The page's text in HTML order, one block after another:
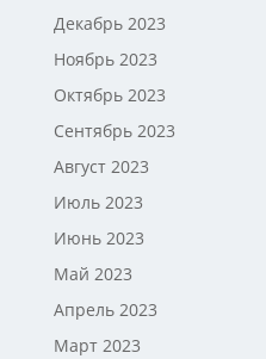
Декабрь 2023
Ноябрь 2023
Октябрь 2023
Сентябрь 2023
Август 2023
Июль 2023
Июнь 2023
Май 2023
Апрель 2023
Март 2023